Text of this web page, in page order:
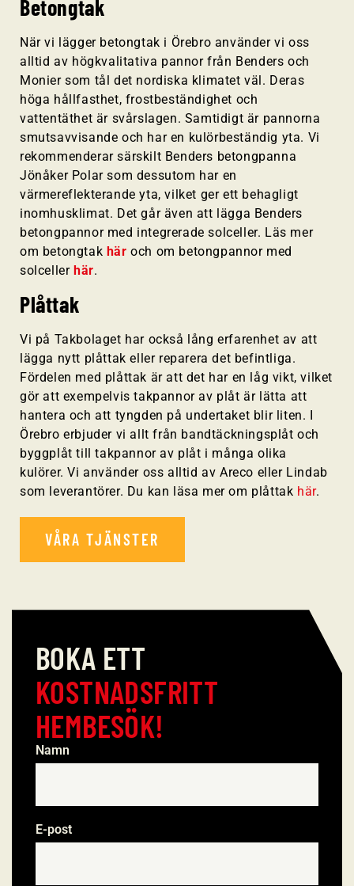
Betongtak
När vi lägger betongtak i Örebro använder vi oss
alltid av högkvalitativa pannor från Benders och
Monier som tål det nordiska klimatet väl. Deras
höga hållfasthet, frostbeständighet och
vattentäthet är svårslagen. Samtidigt är pannorna
smutsavvisande och har en kulörbeständig yta. Vi
rekommenderar särskilt Benders betongpanna
Jönåker Polar som dessutom har en
värmereflekterande yta, vilket ger ett behagligt
inomhusklimat. Det går även att lägga Benders
betongpannor med integrerade solceller. Läs mer
om betongtak här och om betongpannor med
solceller här.
Plåttak
Vi på Takbolaget har också lång erfarenhet av att
lägga nytt plåttak eller reparera det befintliga.
Fördelen med plåttak är att det har en låg vikt, vilket
gör att exempelvis takpannor av plåt är lätta att
hantera och att tyngden på undertaket blir liten. I
Örebro erbjuder vi allt från bandtäckningsplåt och
byggplåt till takpannor av plåt i många olika
kulörer. Vi använder oss alltid av Areco eller Lindab
som leverantörer. Du kan läsa mer om plåttak här.
VÅRA TJÄNSTER
BOKA ETT
KOSTNADSFRITT
HEMBESÖK!
Namn
E-post